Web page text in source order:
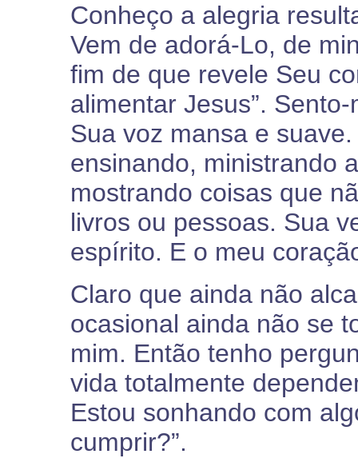
Conheço a alegria
Vem de adorá-Lo, de
fim de que revele Seu
alimentar Jesus”.
Sua voz mansa e
ensinando, ministrando
mostrando coisas que
livros ou pessoas. Sua
espírito. E o meu
Claro que ainda não
ocasional ainda não se
mim. Então tenho
vida totalmente
Estou sonhando com
cumprir?”.